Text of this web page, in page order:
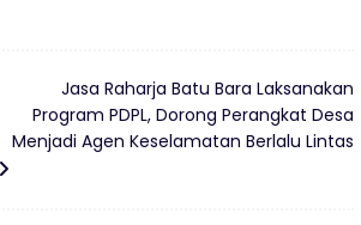
Jasa Raharja Batu Bara Laksanakan
Program PDPL, Dorong Perangkat Desa
Menjadi Agen Keselamatan Berlalu Lintas